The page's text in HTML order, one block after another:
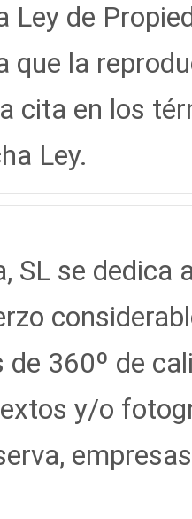
Ley de
que la
cita en los
Ley.
SL se
360º de
y/o